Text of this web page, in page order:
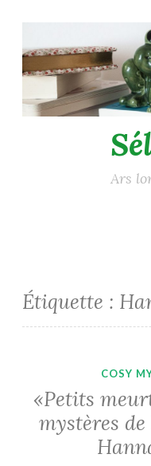
au
contenu
principal
Ars
Étiquette :
COSY
«Petits
mystères